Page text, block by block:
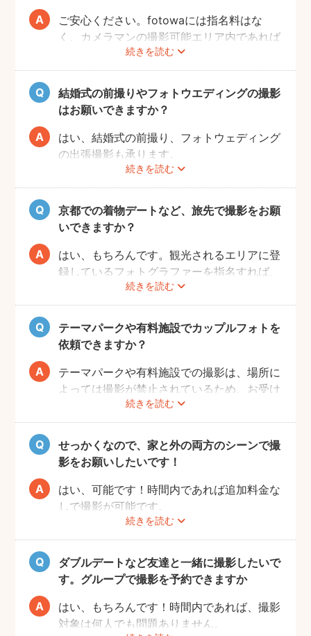
続きを読む
ご安心ください。fotowaには指名料はな
く、カメラマンの撮影可能エリア内であれば
交通費も一切かかりません。
自己PRやポートフォリオから、お好きなプ
ロのフォトグラファーをじっくりと選べるの
で、お二人とも安心して撮影することができ
ます。
結婚式の前撮りやフォトウエディングの撮影
はお願いできますか？
続きを読む
はい、結婚式の前撮り、フォトウェディング
の出張撮影も承ります。
fotowaでは衣装レンタル・着付け・ヘアメ
イクなどのオプションをご用意しておりませ
んので、お客様自身でご用意くださいませ。
京都での着物デートなど、旅先で撮影をお願
いできますか？
続きを読む
はい、もちろんです。観光されるエリアに登
録しているフォトグラファーを指名すれば、
旅行先でも撮影できます。
お好きな時間帯に撮影もできるので、是非と
も思い出に残るデートプランにしてください
ね！
テーマパークや有料施設でカップルフォトを
依頼できますか？
続きを読む
テーマパークや有料施設での撮影は、場所に
よっては撮影が禁止されているため、お受け
できない場合がございます。
予約前にお客様ご自身で、施設へのご確認を
お願いいたします。
また、有料施設の場合、フォトグラファーの
入場費などはお客様のご負担となりますので
ご了承ください。
せっかくなので、家と外の両方のシーンで撮
影をお願いしたいです！
続きを読む
はい、可能です！時間内であれば追加料金な
しで撮影が可能です。
撮影をスムーズに進行させるために、事前に
その旨をフォトグラファーにお伝えいただけ
ると幸いです。
ダブルデートなど友達と一緒に撮影したいで
す。グループで撮影を予約できますか
はい、もちろんです！時間内であれば、撮影
対象は何人でも問題ありません。